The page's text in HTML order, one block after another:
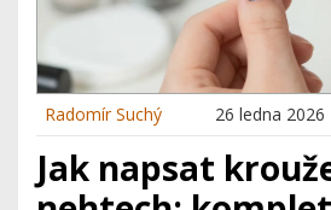
Radomír Suchý 26 ledna 2026
Jak napsat